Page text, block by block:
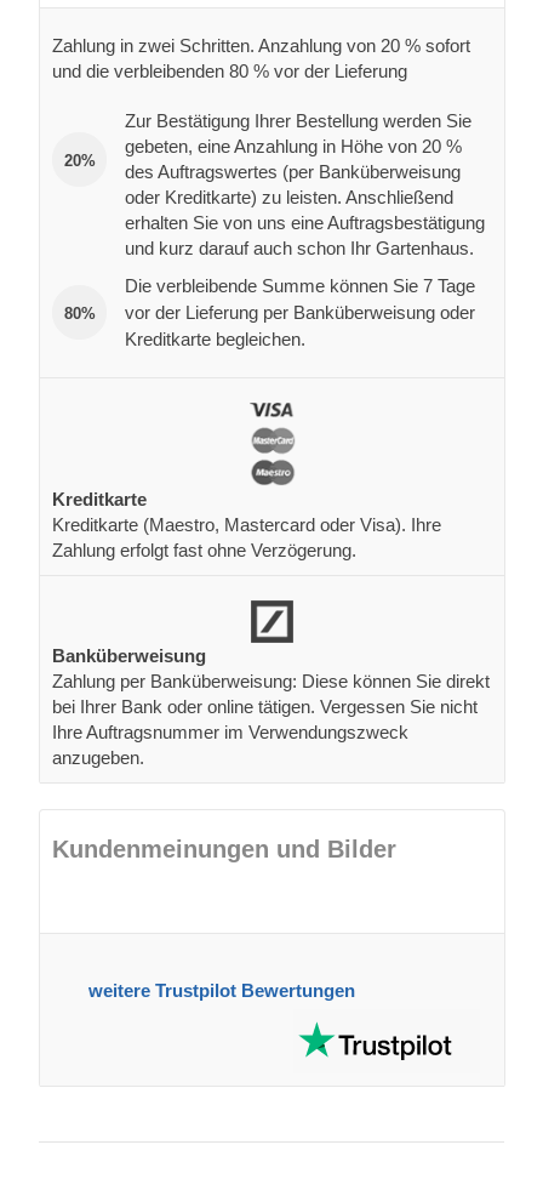
Zahlung in zwei Schritten. Anzahlung von 20 % sofort
und die verbleibenden 80 % vor der Lieferung
20%
Zur Bestätigung Ihrer Bestellung werden Sie
gebeten, eine Anzahlung in Höhe von 20 %
des Auftragswertes (per Banküberweisung
oder Kreditkarte) zu leisten. Anschließend
erhalten Sie von uns eine Auftragsbestätigung
und kurz darauf auch schon Ihr Gartenhaus.
80%
Die verbleibende Summe können Sie 7 Tage
vor der Lieferung per Banküberweisung oder
Kreditkarte begleichen.
Kreditkarte
Kreditkarte (Maestro, Mastercard oder Visa). Ihre
Zahlung erfolgt fast ohne Verzögerung.
Banküberweisung
Zahlung per Banküberweisung: Diese können Sie direkt
bei Ihrer Bank oder online tätigen. Vergessen Sie nicht
Ihre Auftragsnummer im Verwendungszweck
anzugeben.
Kundenmeinungen und Bilder
weitere Trustpilot Bewertungen